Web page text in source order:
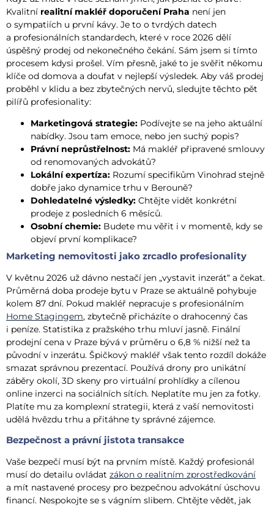
Kvalitní realitní makléř doporučení Praha není jen
o sympatiích u první kávy. Je to o tvrdých datech
a profesionálních standardech, které v roce 2026 dělí
úspěšný prodej od nekonečného čekání. Sám jsem si tímto
procesem kdysi prošel. Vím přesně, jaké to je svěřit někomu
klíče od domova a doufat v nejlepší výsledek. Aby váš prodej
proběhl v klidu a bez zbytečných nervů, sledujte těchto pět
pilířů profesionality:
Marketingová strategie: Podívejte se na jeho aktuální
nabídky. Jsou tam emoce, nebo jen suchý popis?
Právní neprůstřelnost: Má makléř připravené smlouvy
od renomovaných advokátů?
Lokální expertíza: Rozumí specifikům Vinohrad stejně
dobře jako dynamice trhu v Berouně?
Dohledatelné výsledky: Chtějte vidět konkrétní
prodeje z posledních 6 měsíců.
Osobní chemie: Budete mu věřit i v momentě, kdy se
objeví první komplikace?
Marketing nemovitosti jako zrcadlo profesionality
V květnu 2026 už dávno nestačí jen „vystavit inzerát“ a čekat.
Průměrná doba prodeje bytu v Praze se aktuálně pohybuje
kolem 87 dní. Pokud makléř nepracuje s profesionálním
Home Stagingem, zbytečně přicházíte o drahocenný čas
i peníze. Statistika z pražského trhu mluví jasně. Finální
prodejní cena v Praze bývá v průměru o 6,8 % nižší než ta
původní v inzerátu. Špičkový makléř však tento rozdíl dokáže
smazat správnou prezentací. Používá drony pro unikátní
záběry okolí, 3D skeny pro virtuální prohlídky a cílenou
online inzerci na sociálních sítích. Neplatíte mu jen za fotky.
Platíte mu za komplexní strategii, která z vaší nemovitosti
udělá hvězdu trhu a přitáhne ty správné zájemce.
Bezpečnost a právní jistota transakce
Vaše bezpečí musí být na prvním místě. Každý profesionál
musí do detailu ovládat zákon o realitním zprostředkování
a mít nastavené procesy pro bezpečnou advokátní úschovu
financí. Nespokojte se s vágním slibem. Chtějte vědět, jak